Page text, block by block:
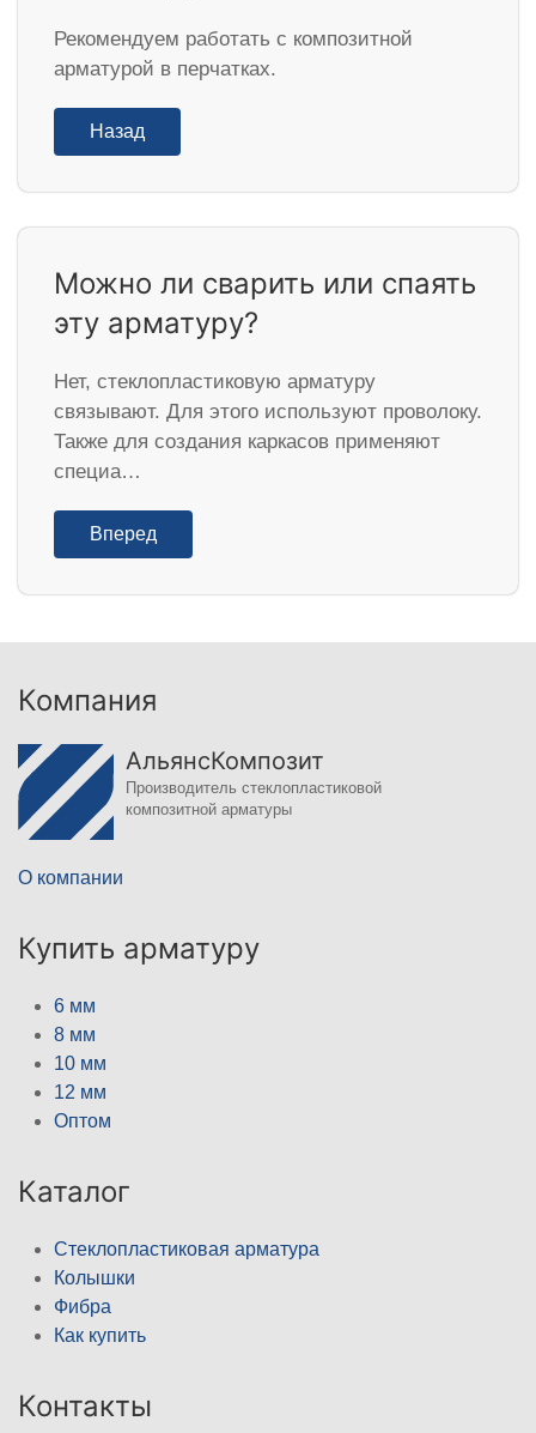
Рекомендуем работать с композитной
арматурой в перчатках.
Назад
Можно ли сварить или спаять
эту арматуру?
Нет, стеклопластиковую арматуру
связывают. Для этого используют проволоку.
Также для создания каркасов применяют
специа…
Вперед
Компания
АльянсКомпозит
Производитель стеклопластиковой
композитной арматуры
О компании
Купить арматуру
6 мм
8 мм
10 мм
12 мм
Оптом
Каталог
Стеклопластиковая арматура
Колышки
Фибра
Как купить
Контакты